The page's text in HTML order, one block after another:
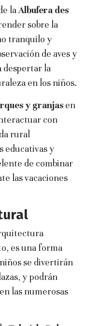
laAlbufera des
sobre la
tranquilo y
de aves y
despertar la
en los niños.
y granjas en
con
rural
educativas y
de combinar
las vacaciones
es una forma
se divertirán
y podrán
las numerosas